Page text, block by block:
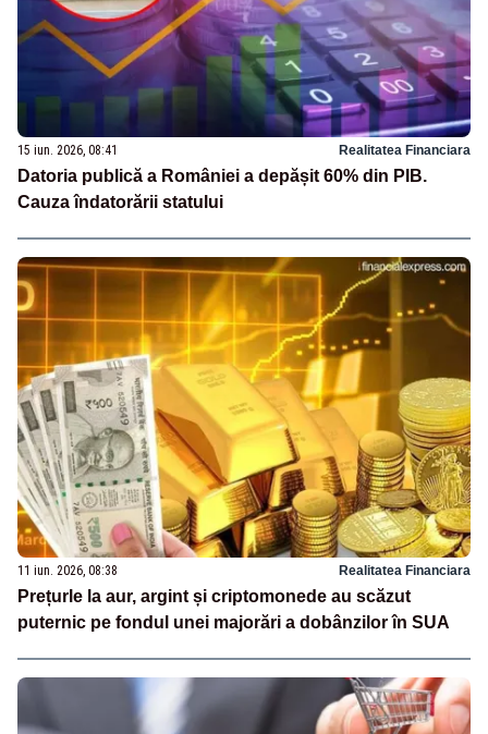
15 iun. 2026, 08:41 Realitatea Financiara
Datoria publică a României a depășit 60% din PIB.
Cauza îndatorării statului
11 iun. 2026, 08:38 Realitatea Financiara
Prețurle la aur, argint și criptomonede au scăzut
puternic pe fondul unei majorări a dobânzilor în SUA